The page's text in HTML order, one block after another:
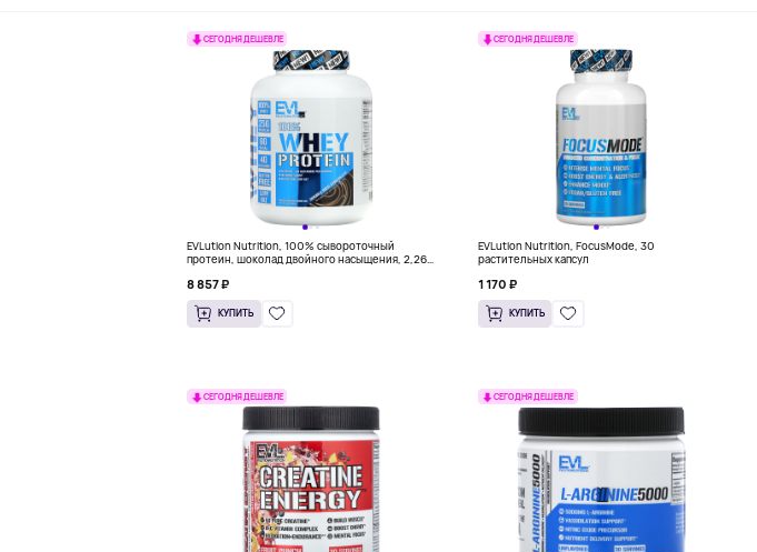
СЕГОДНЯ ДЕШЕВЛЕ
EVLution Nutrition, 100% сывороточный
протеин, шоколад двойного насыщения, 2,268
8 857 ₽
КУПИТЬ
СЕГОДНЯ ДЕШЕВЛЕ
EVLution Nutrition, FocusMode, 30
растительных капсул
1 170 ₽
КУПИТЬ
СЕГОДНЯ ДЕШЕВЛЕ СЕГОДНЯ ДЕШЕВЛЕ